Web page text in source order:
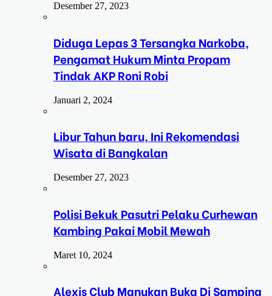
Desember 27, 2023
Diduga Lepas 3 Tersangka Narkoba,
Pengamat Hukum Minta Propam
Tindak AKP Roni Robi
Januari 2, 2024
Libur Tahun baru, Ini Rekomendasi
Wisata di Bangkalan
Desember 27, 2023
Polisi Bekuk Pasutri Pelaku Curhewan
Kambing Pakai Mobil Mewah
Maret 10, 2024
Alexis Club Manukan Buka Di Samping